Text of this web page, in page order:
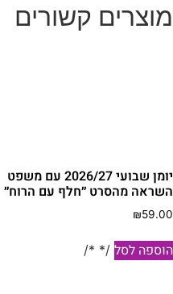
קשורים
יומן שבועי 2026/27 עם משפט
מהסרט ״חלף עם הרוח״
₪
לסל /* */